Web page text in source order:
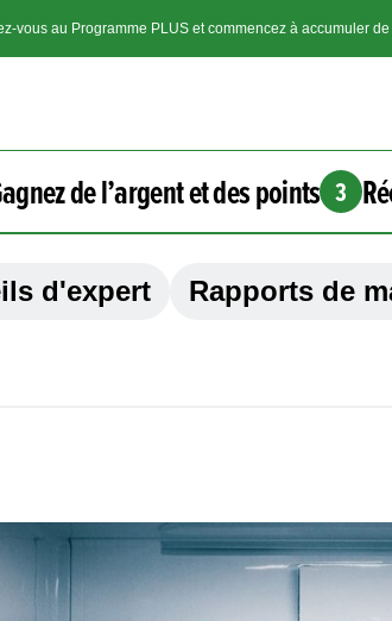
vous au Programme PLUS et commencez à accumuler
de l’argent et des points 3
d'expert Rapports de